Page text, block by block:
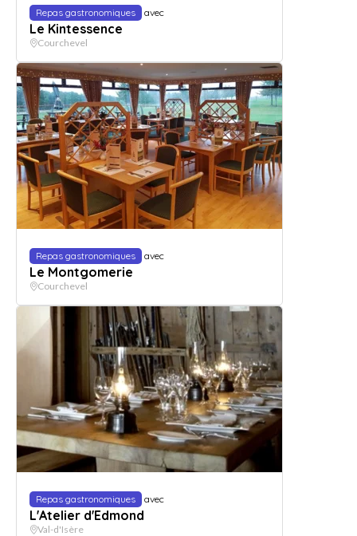
Repas gastronomiques avec
Le Kintessence
Courchevel
Repas gastronomiques avec
Le Montgomerie
Courchevel
Repas gastronomiques avec
L'Atelier d'Edmond
Val-d'Isère